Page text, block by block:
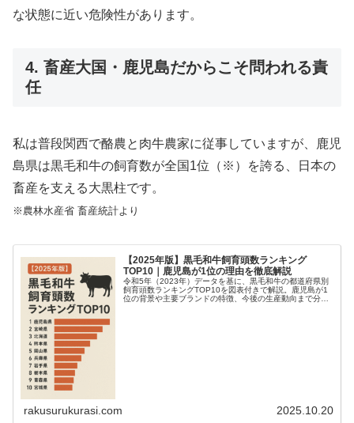
な状態に近い危険性があります。
4. 畜産大国・鹿児島だからこそ問われる責
任
私は普段関西で酪農と肉牛農家に従事していますが、鹿児
島県は黒毛和牛の飼育数が全国1位（※）を誇る、日本の
畜産を支える大黒柱です。
※農林水産省 畜産統計より
【2025年版】黒毛和牛飼育頭数ランキング
TOP10｜鹿児島が1位の理由を徹底解説
令和5年（2023年）データを基に、黒毛和牛の都道府県別
飼育頭数ランキングTOP10を図表付きで解説。鹿児島が1
位の背景や主要ブランドの特徴、今後の生産動向まで分か
rakusurukurasi.com 2025.10.20